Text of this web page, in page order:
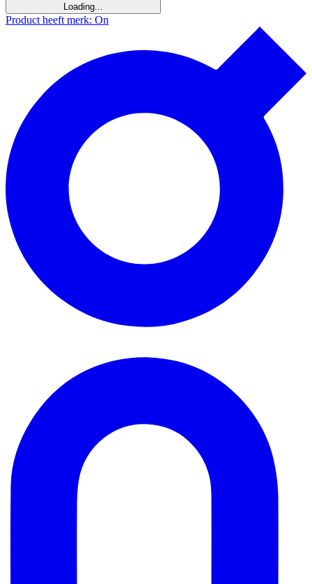
Loading...
Product heeft merk: On